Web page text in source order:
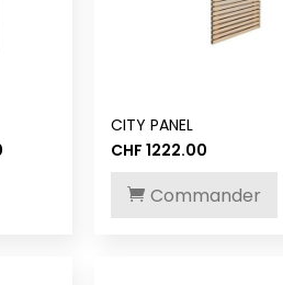
CITY PANEL
CHF 1222.00
Commander